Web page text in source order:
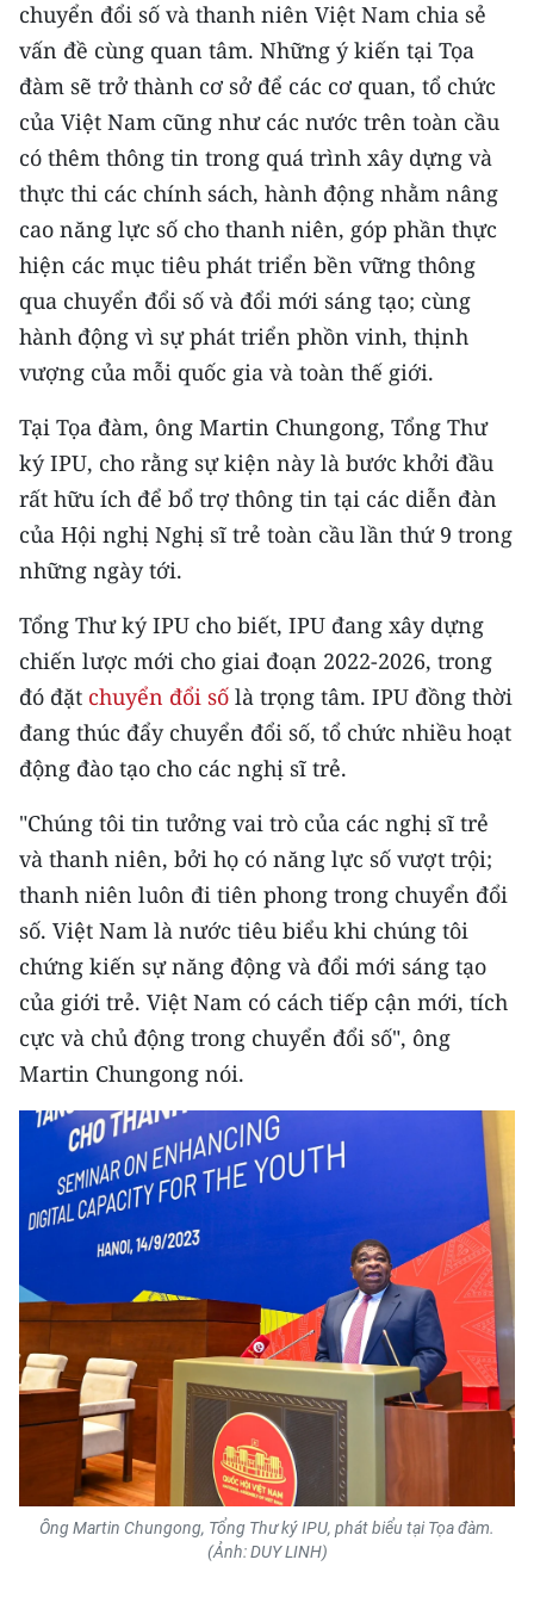
ENGLISH
中文
FRANÇAIS
РУССКИЙ
ESPAÑOL
한국어
chuyển đổi số và thanh niên Việt Nam chia sẻ
vấn đề cùng quan tâm. Những ý kiến tại Tọa
đàm sẽ trở thành cơ sở để các cơ quan, tổ chức
của Việt Nam cũng như các nước trên toàn cầu
có thêm thông tin trong quá trình xây dựng và
thực thi các chính sách, hành động nhằm nâng
cao năng lực số cho thanh niên, góp phần thực
hiện các mục tiêu phát triển bền vững thông
qua chuyển đổi số và đổi mới sáng tạo; cùng
hành động vì sự phát triển phồn vinh, thịnh
vượng của mỗi quốc gia và toàn thế giới.
Tại Tọa đàm, ông Martin Chungong, Tổng Thư
ký IPU, cho rằng sự kiện này là bước khởi đầu
rất hữu ích để bổ trợ thông tin tại các diễn đàn
của Hội nghị Nghị sĩ trẻ toàn cầu lần thứ 9 trong
những ngày tới.
Tổng Thư ký IPU cho biết, IPU đang xây dựng
chiến lược mới cho giai đoạn 2022-2026, trong
đó đặt chuyển đổi số là trọng tâm. IPU đồng thời
đang thúc đẩy chuyển đổi số, tổ chức nhiều hoạt
động đào tạo cho các nghị sĩ trẻ.
"Chúng tôi tin tưởng vai trò của các nghị sĩ trẻ
và thanh niên, bởi họ có năng lực số vượt trội;
thanh niên luôn đi tiên phong trong chuyển đổi
số. Việt Nam là nước tiêu biểu khi chúng tôi
chứng kiến sự năng động và đổi mới sáng tạo
của giới trẻ. Việt Nam có cách tiếp cận mới, tích
cực và chủ động trong chuyển đổi số", ông
Martin Chungong nói.
Ông Martin Chungong, Tổng Thư ký IPU, phát biểu tại Tọa đàm.
(Ảnh: DUY LINH)